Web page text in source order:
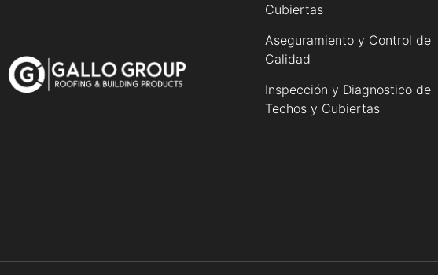
Cubiertas
Aseguramiento y Control de
Calidad
Inspección y Diagnostico de
Techos y Cubiertas